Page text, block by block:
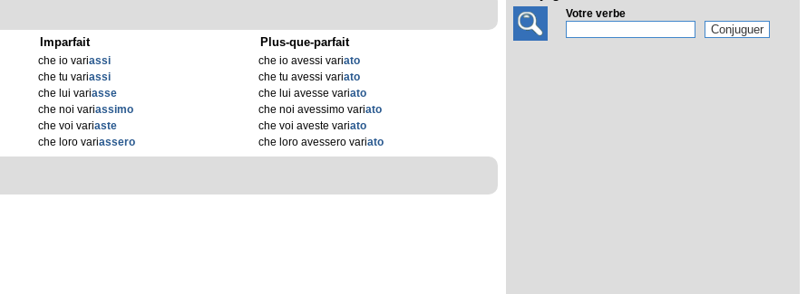
Imparfait
che io variassi
che tu variassi
che lui variasse
che noi variassimo
che voi variaste
che loro variassero
Plus-que-parfait
che io avessi variato
che tu avessi variato
che lui avesse variato
che noi avessimo variato
che voi aveste variato
che loro avessero variato
Votre verbe